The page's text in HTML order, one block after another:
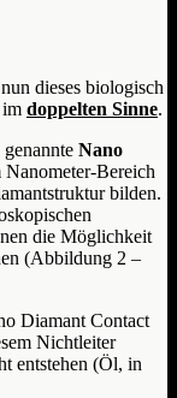
dieses biologisch
doppelten Sinne.
Nano
Bereich
bilden.
die Möglichkeit
(Abbildung 2 –
Diamant Contact
Nichtleiter
entstehen (Öl, in